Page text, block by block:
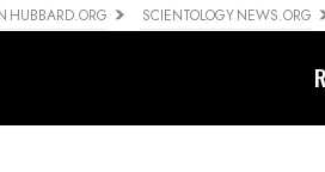
HUBBARD.ORG SCIENTOLOGY NEWS.ORG